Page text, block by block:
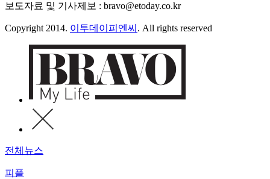
보도자료 및 기사제보 : bravo@etoday.co.kr
Copyright 2014. 이투데이피엔씨 . All rights reserved
전체뉴스
피플